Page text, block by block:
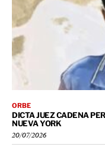
ORBE
DICTA JUEZ CADENA
NUEVA YORK
20/07/2026